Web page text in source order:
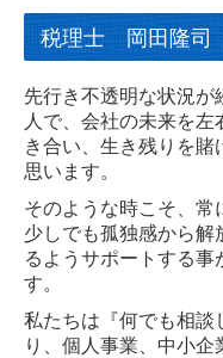
税理士 岡田隆司
先行き不透明な状況が
人で、会社の未来を
き合い、生き残りを賭
思います。
そのような時こそ、常
少しでも孤独感から解
るようサポートする事
す。
私たちは『何でも相談
り、個人事業、中小